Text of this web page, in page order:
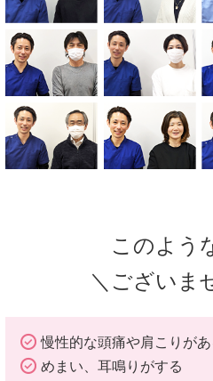
このよう
＼ございま
慢性的な頭痛や肩こりがあ
めまい、耳鳴りがする